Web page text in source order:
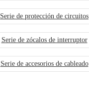
Serie de protección de circuitos
Serie de zócalos de interruptor
Serie de accesorios de cableado